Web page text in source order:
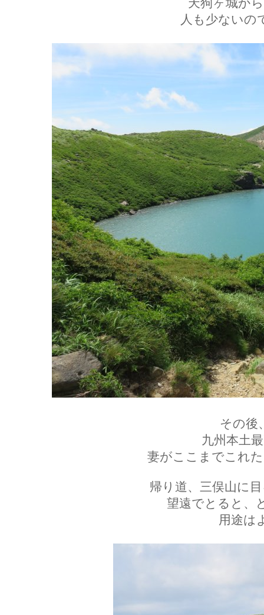
天狗ヶ城か
人も少ないの
その後
九州本土
妻がここまでこれ
帰り道、三俣山に
望遠でとると、
用途は